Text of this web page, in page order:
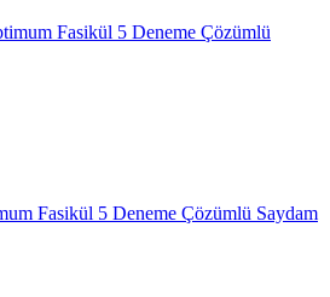
Fasikül 5 Deneme Çözümlü Saydam